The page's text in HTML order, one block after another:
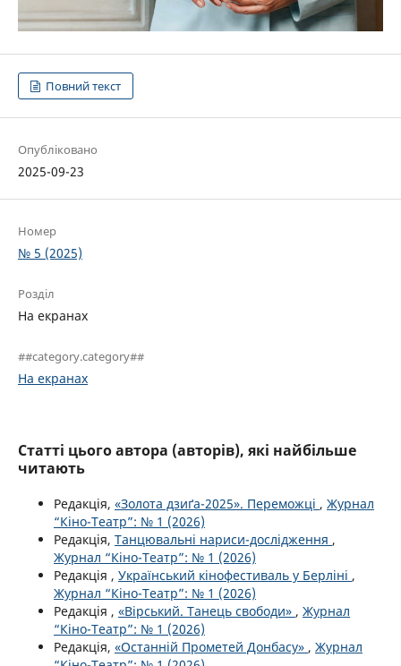
Повний текст
Опубліковано
2025-09-23
Номер
№ 5 (2025)
Розділ
На екранах
##category.category##
На екранах
Статті цього автора (авторів), які найбільше
читають
Редакція, «Золота дзиґа-2025». Переможці , Журнал
“Кіно-Театр”: № 1 (2026)
Редакція, Танцювальні нариси-дослідження ,
Журнал “Кіно-Театр”: № 1 (2026)
Редакція , Український кінофестиваль у Берліні ,
Журнал “Кіно-Театр”: № 1 (2026)
Редакція , «Вірський. Танець свободи» , Журнал
“Кіно-Театр”: № 1 (2026)
Редакція, «Останній Прометей Донбасу» , Журнал